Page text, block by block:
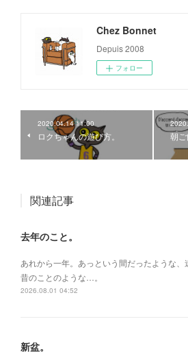
Chez Bonnet
Depuis 2008
フォロー
2020.04.14 11:00
ロクちゃんの遊び方。 朝
関連記事
去年のこと。
あれから一年。あっという間だったような、
昔のことのような…。
2026.08.01 04:52
新盆。